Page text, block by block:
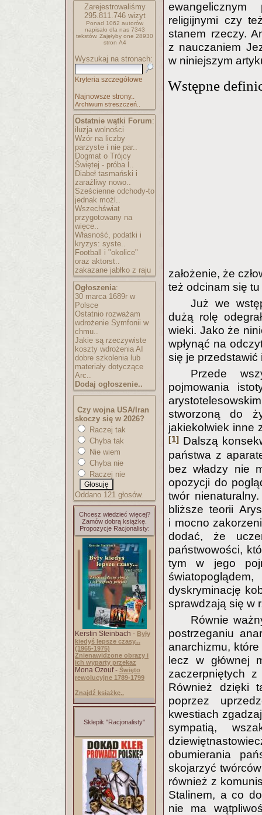
Zarejestrowaliśmy
295.811.746wizyt
Ponad 1062 autorów
napisało dla nas 7343
tekstów. Zajęłyby one 28930
stron A4
Wyszukaj na stronach:
Kryteria szczegółowe
Najnowsze strony..
Archiwum streszczeń..
Ostatnie wątki Forum:
iluzja wolności
Wzór na liczby
parzyste i nie par..
Dogmat o Trójcy
Świętej - próba l..
Diabeł tasmański i
zaraźliwy nowo..
Sześcienne odchody-to
jednak możl..
Wszechświat
przygotowany na
więce..
Własność, podatki i
kryzys: syste..
Football i "okolice"
oraz aktorst..
zakazane jabłko z raju
Ogłoszenia:
30 marca 1689r w
Polsce
Ostatnio rozważam
wdrożenie Symfonii w
chmu..
Jakie są rzeczywiste
koszty wdrożenia AI
dobre szkolenia lub
materiały dotyczące
Arc..
Dodaj ogłoszenie..
Czy wojna USA/Iran
skoczy się w 2026?
Raczej tak
Chyba tak
Nie wiem
Chyba nie
Raczej nie
Oddano 121 głosów.
Chcesz wiedzieć więcej?
Zamów dobrą książkę.
Propozycje Racjonalisty:
Kerstin Steinbach - Były
kiedyś lepsze czasy...
(1965-1975)
Znienawidzone obrazy i
ich wyparty przekaz
Mona Ozouf - Święto
rewolucyjne 1789-1799
Znajdź książkę..
Sklepik "Racjonalisty"
ewangelicznym
religijnymi czy
stanem rzeczy.
z nauczaniem
w niniejszym
Wstępne
założenie, że
też odcinam się
Już we
dużą rolę
wieki. Jako że
wpłynąć na
się je
Przede
pojmowania
stworzoną do
jakiekolwiek inne
[1] Dalszą
państwa z
bez władzy nie
opozycji do
twór
bliższe teorii
i mocno
dodać, że
państwowości,
tym w jego
dyskryminację
sprawdzają się w
Równie
postrzeganiu
anarchizmu,
lecz w głównej
zaczerpniętych
Również dzięki
poprzez
kwestiach
sympatią,
obumierania
skojarzyć
również z
Stalinem, a co
nie ma